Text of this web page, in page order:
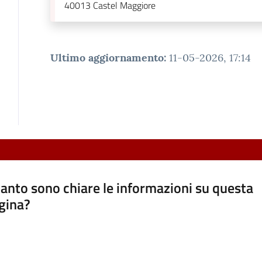
40013 Castel Maggiore
Ultimo aggiornamento: 11-05-2026, 17:14
sono chiare le informazioni su questa